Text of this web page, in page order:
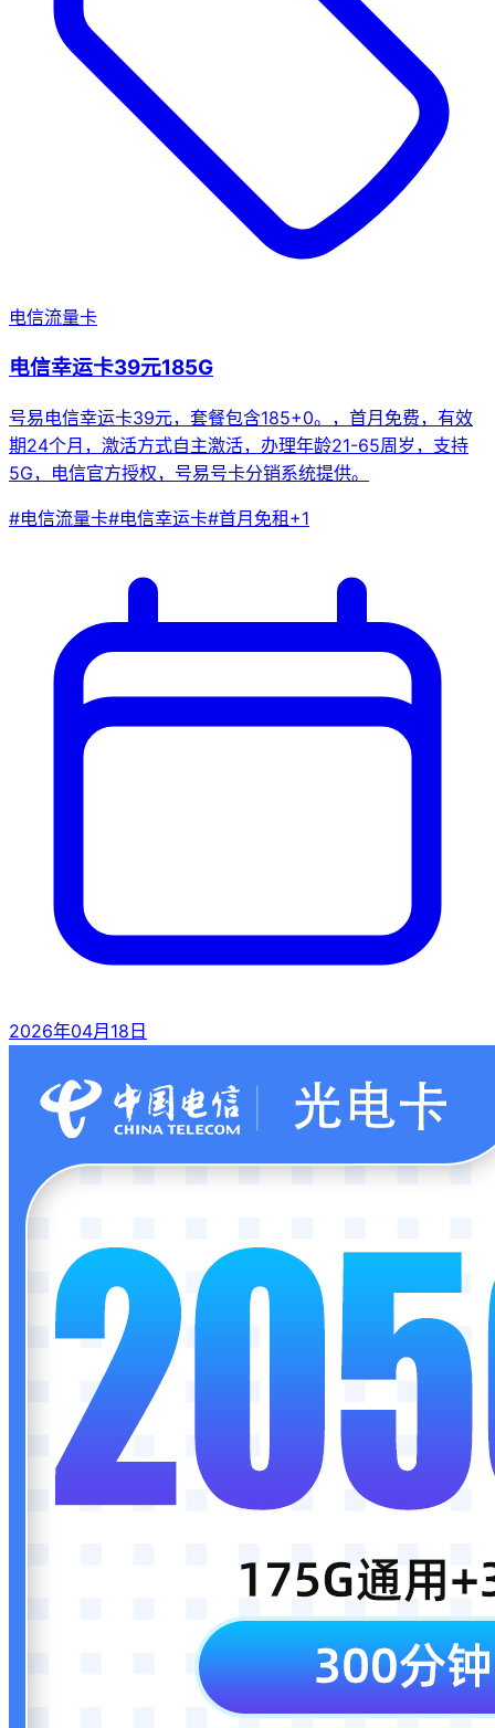
电信流量卡
电信幸运卡39元185G
号易电信幸运卡39元，套餐包含185+0。，首月免费，有效
期24个月，激活方式自主激活，办理年龄21-65周岁，支持
5G，电信官方授权，号易号卡分销系统提供。
#电信流量卡#电信幸运卡#首月免租+1
2026年04月18日